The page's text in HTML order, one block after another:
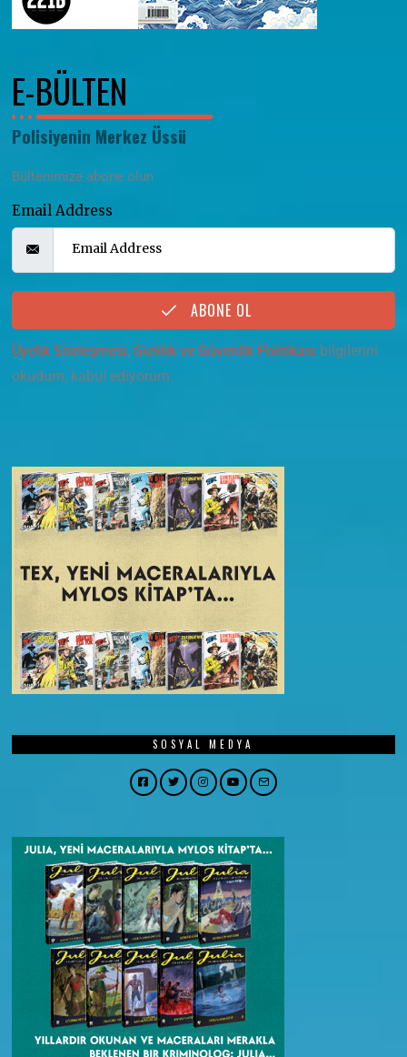
E-BÜLTEN
Polisiyenin Merkez Üssü
Bültenimize abone olun
Email Address
ABONE OL
Üyelik Sözleşmesi, Gizlilik ve Güvenlik Politikası bilgilerini
okudum, kabul ediyorum.
SOSYAL MEDYA
Facebook
TwitterInstagram
YouTubeEmail